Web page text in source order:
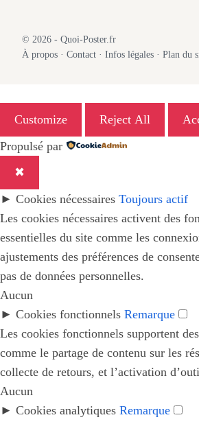
© 2026 - Quoi-Poster.fr
À propos · Contact · Infos légales · Plan du
Customize Reject All
Propulsé par
✖
► Cookies nécessaires Toujours actif
Les cookies nécessaires activent des
essentielles du site comme les
ajustements des préférences de
pas de données personnelles.
Aucun
► Cookies fonctionnels Remarque
Les cookies fonctionnels supportent
comme le partage de contenu sur les
collecte de retours, et l’activation
Aucun
► Cookies analytiques Remarque